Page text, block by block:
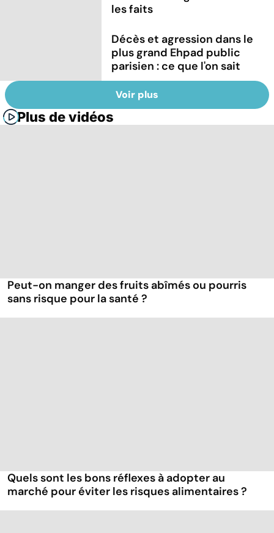
les faits
Décès et agression dans le
plus grand Ehpad public
parisien : ce que l'on sait
Voir plus
Plus de vidéos
Peut-on manger des fruits abîmés ou pourris
sans risque pour la santé ?
Quels sont les bons réflexes à adopter au
marché pour éviter les risques alimentaires ?